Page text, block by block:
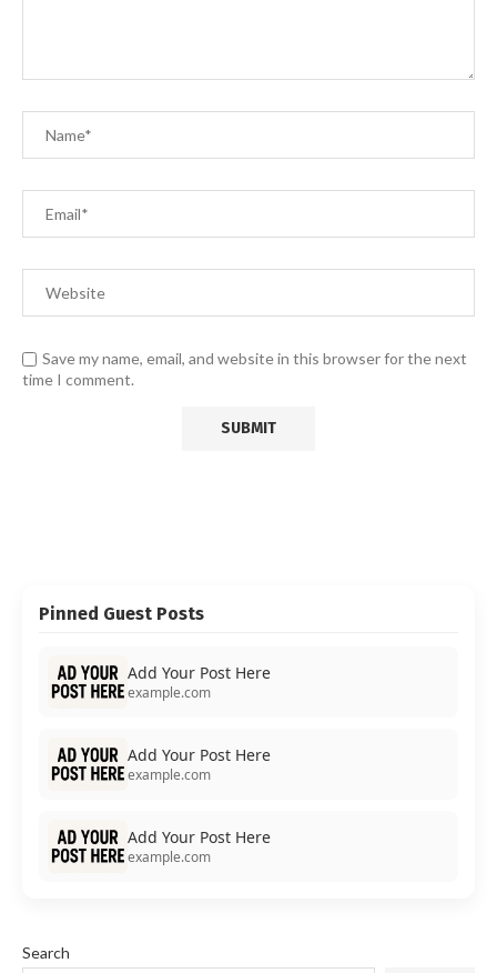
Save my name, email, and website in this browser for the next
time I comment.
Pinned Guest Posts
Add Your Post Here
example.com
Add Your Post Here
example.com
Add Your Post Here
example.com
Search